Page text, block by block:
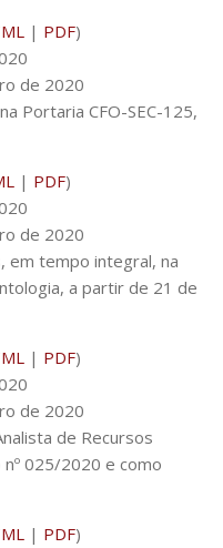
| PDF)
de 2020
Portaria CFO-SEC-125,
| PDF)
de 2020
em tempo integral, na
a partir de 21 de
| PDF)
de 2020
de Recursos
025/2020 e como
| PDF)